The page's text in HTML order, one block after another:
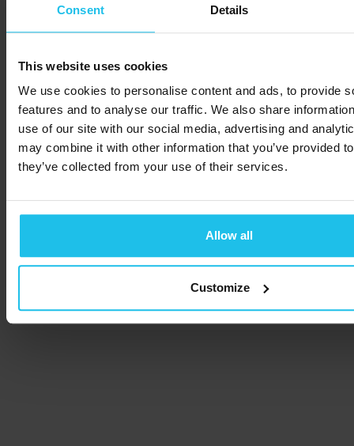
Consent Details
This website uses cookies
We use cookies to personalise content and ads, to provide
features and to analyse our traffic. We also share
use of our site with our social media, advertising and
may combine it with other information that you’ve provided
they’ve collected from your use of their services.
Allow all
Customize